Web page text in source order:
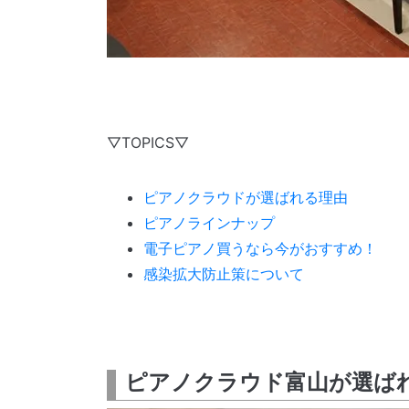
▽TOPICS▽
ピアノクラウドが選ばれる理由
ピアノラインナップ
電子ピアノ買うなら今がおすすめ！
感染拡大防止策について
ピアノクラウド富山が選ば